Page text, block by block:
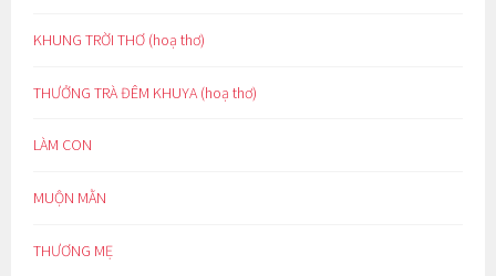
KHUNG TRỜI THƠ (hoạ thơ)
THƯỞNG TRÀ ĐÊM KHUYA (hoạ thơ)
LÀM CON
MUỘN MẰN
THƯƠNG MẸ